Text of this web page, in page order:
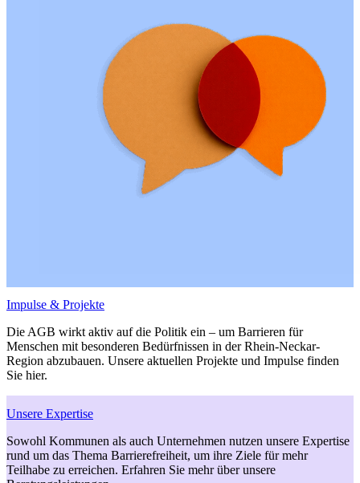
Impulse & Projekte
Die AGB wirkt aktiv auf die Politik ein – um Barrieren für
Menschen mit besonderen Bedürfnissen in der Rhein-Neckar-
Region abzubauen. Unsere aktuellen Projekte und Impulse finden
Sie hier.
Unsere Expertise
Sowohl Kommunen als auch Unternehmen nutzen unsere Expertise
rund um das Thema Barrierefreiheit, um ihre Ziele für mehr
Teilhabe zu erreichen. Erfahren Sie mehr über unsere